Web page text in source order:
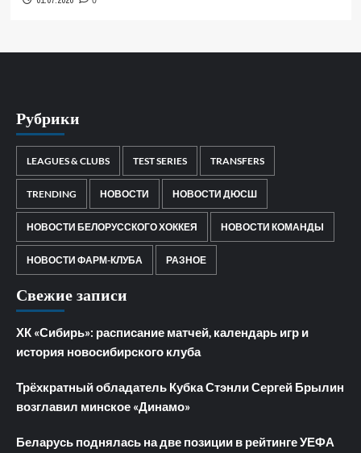
Рубрики
LEAGUES & CLUBS TEST SERIES TRANSFERS
TRENDING НОВОСТИ НОВОСТИ ДЮСШ
НОВОСТИ БЕЛОРУССКОГО ХОККЕЯ НОВОСТИ КОМАНДЫ
НОВОСТИ ФАРМ-КЛУБА РАЗНОЕ
Свежие записи
ХК «Сибирь»: расписание матчей, календарь игр и
история новосибирского клуба
Трёхкратный обладатель Кубка Стэнли Сергей Брылин
возглавил минское «Динамо»
Беларусь поднялась на две позиции в рейтинге УЕФА